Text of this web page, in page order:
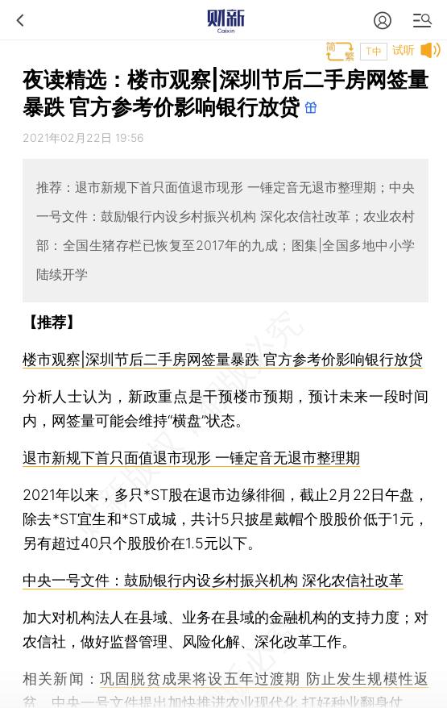
试听
T中
夜读精选：楼市观察|深圳节后二手房网签量
暴跌 官方参考价影响银行放贷
2021年02月22日 19:56
推荐：退市新规下首只面值退市现形 一锤定音无退市整理期；中央
一号文件：鼓励银行内设乡村振兴机构 深化农信社改革；农业农村
部：全国生猪存栏已恢复至2017年的九成；图集|全国多地中小学
陆续开学
【推荐】
楼市观察|深圳节后二手房网签量暴跌 官方参考价影响银行放贷
分析人士认为，新政重点是干预楼市预期，预计未来一段时间
内，网签量可能会维持“横盘”状态。
退市新规下首只面值退市现形 一锤定音无退市整理期
2021年以来，多只*ST股在退市边缘徘徊，截止2月22日午盘，
除去*ST宜生和*ST成城，共计5只披星戴帽个股股价低于1元，
另有超过40只个股股价在1.5元以下。
中央一号文件：鼓励银行内设乡村振兴机构 深化农信社改革
加大对机构法人在县域、业务在县域的金融机构的支持力度；对
农信社，做好监督管理、风险化解、深化改革工作。
相关新闻： 巩固脱贫成果将设五年过渡期 防止发生规模性返
贫
中央一号文件提出加快推进农业现代化 打好种业翻身仗